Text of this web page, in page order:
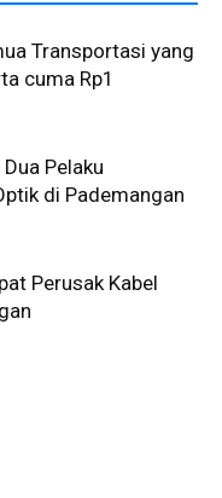
Transportasi yang
cuma Rp1
Pelaku
di Pademangan
Perusak Kabel